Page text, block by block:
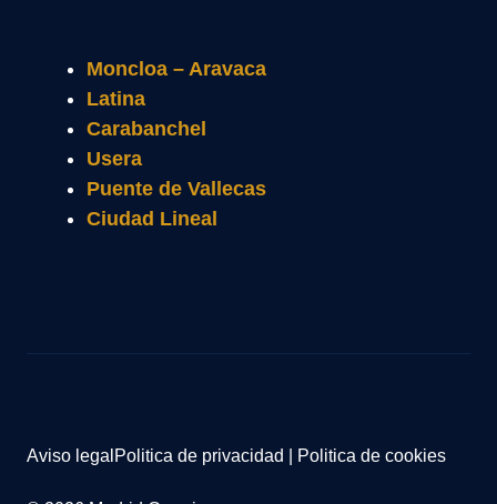
Moncloa – Aravaca
Latina
Carabanchel
Usera
Puente de Vallecas
Ciudad Lineal
Aviso legal Politica de privacidad Politica de cookies